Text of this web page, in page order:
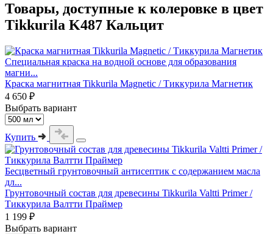
Товары, доступные к колеровке в цвет
Tikkurila K487 Кальцит
Специальная краска на водной основе для образования
магни...
Краска магнитная Tikkurila Magnetic / Тиккурила Магнетик
4 650 ₽
Выбрать вариант
Купить
Бесцветный грунтовочный антисептик с содержанием масла
дл...
Грунтовочный состав для древесины Tikkurila Valtti Primer /
Тиккурила Валтти Праймер
1 199 ₽
Выбрать вариант